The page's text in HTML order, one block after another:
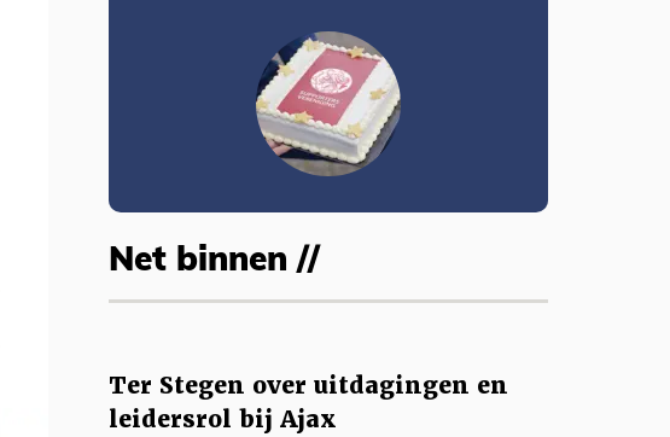
Net binnen //
Ter Stegen over uitdagingen en
leidersrol bij Ajax